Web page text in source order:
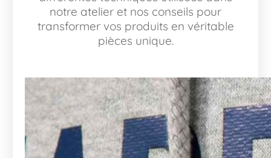
notre atelier et nos conseils pour
transformer vos produits en véritable
pièces unique.